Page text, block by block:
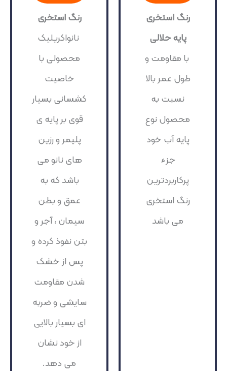
رنگ استخری
پایه حلالی
با مقاومت و
طول عمر بالا
نسبت به
محصول نوع
پایه آب خود
جزء
پرکاربردترین
رنگ استخری
می باشد
رنگ استخری
نانواکریلیک
محصولی با
خاصیت
کشسانی بسیار
قوی بر پایه ی
پلیمر و رزین
های نانو می
باشد که به
عمق و بطن
سیمان ، آجر و
بتن نفوذ کرده و
پس از خشک
شدن مقاومت
سایشی و ضربه
ای بسیار بالایی
از خود نشان
می دهد.